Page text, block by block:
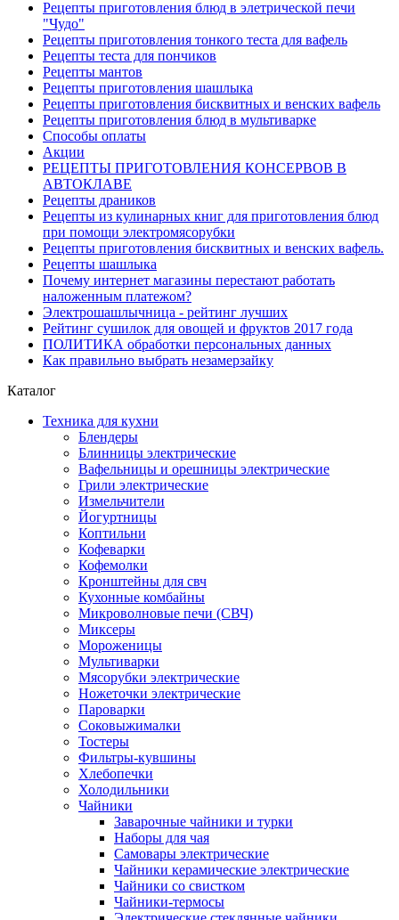
Рецепты приготовления блюд в элетрической печи
"Чудо"
Рецепты приготовления тонкого теста для вафель
Рецепты теста для пончиков
Рецепты мантов
Рецепты приготовления шашлыка
Рецепты приготовления бисквитных и венских вафель
Рецепты приготовления блюд в мультиварке
Способы оплаты
Акции
РЕЦЕПТЫ ПРИГОТОВЛЕНИЯ КОНСЕРВОВ В
АВТОКЛАВЕ
Рецепты драников
Рецепты из кулинарных книг для приготовления блюд
при помощи электромясорубки
Рецепты приготовления бисквитных и венских вафель.
Рецепты шашлыка
Почему интернет магазины перестают работать
наложенным платежом?
Электрошашлычница - рейтинг лучших
Рейтинг сушилок для овощей и фруктов 2017 года
ПОЛИТИКА обработки персональных данных
Как правильно выбрать незамерзайку
Каталог
Техника для кухни
Блендеры
Блинницы электрические
Вафельницы и орешницы электрические
Грили электрические
Измельчители
Йогуртницы
Коптильни
Кофеварки
Кофемолки
Кронштейны для свч
Кухонные комбайны
Микроволновые печи (СВЧ)
Миксеры
Мороженицы
Мультиварки
Мясорубки электрические
Ножеточки электрические
Пароварки
Соковыжималки
Тостеры
Фильтры-кувшины
Хлебопечки
Холодильники
Чайники
Заварочные чайники и турки
Наборы для чая
Самовары электрические
Чайники керамические электрические
Чайники со свистком
Чайники-термосы